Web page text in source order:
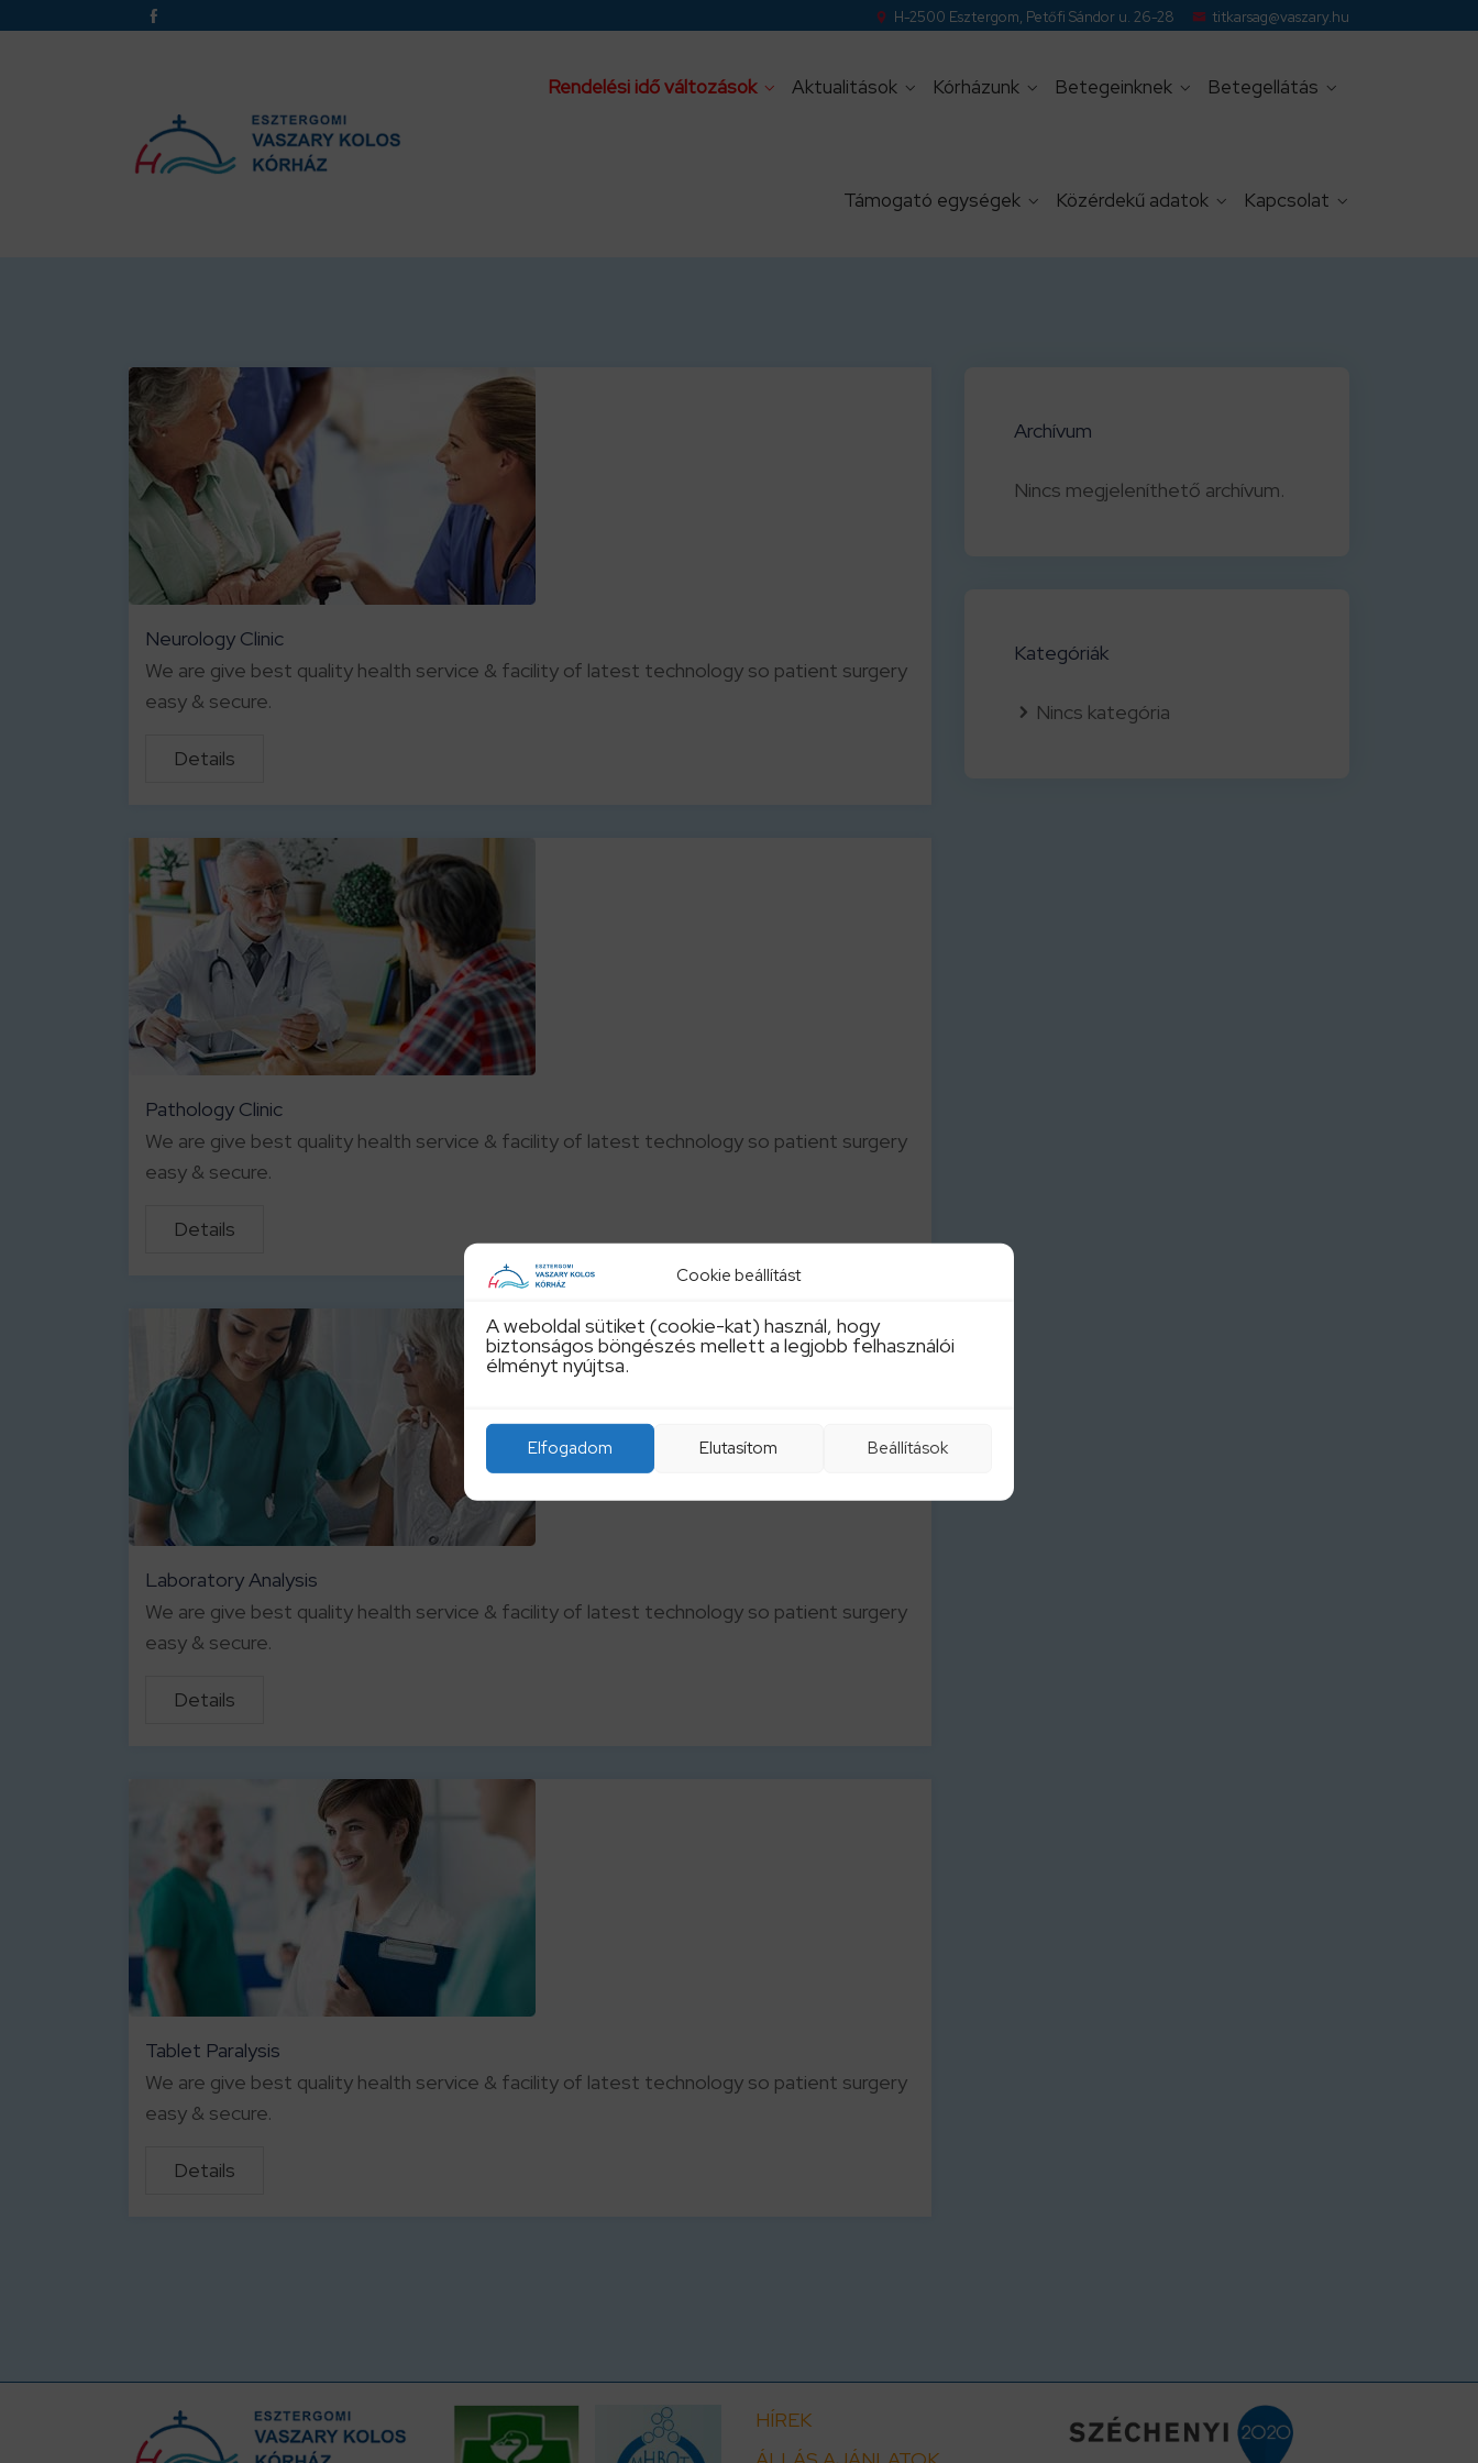
Cookie beállítást
A weboldal sütiket (cookie-kat) használ, hogy
biztonságos böngészés mellett a legjobb felhasználói
élményt nyújtsa.
Elfogadom Elutasítom Beállítások
H-2500 Esztergom, Petőfi Sándor u. 26-28 titkarsag@vaszary.hu
Rendelési idő változások Aktualitások Kórházunk Betegeinknek Betegellátás
Támogató egységek Közérdekű adatok Kapcsolat
Neurology Clinic
We are give best quality health service & facility of latest technology so patient surgery
easy & secure.
Details
Pathology Clinic
We are give best quality health service & facility of latest technology so patient surgery
easy & secure.
Details
Laboratory Analysis
We are give best quality health service & facility of latest technology so patient surgery
easy & secure.
Details
Tablet Paralysis
We are give best quality health service & facility of latest technology so patient surgery
easy & secure.
Details
Archívum
Nincs megjeleníthető archívum.
Kategóriák
Nincs kategória
HÍREK